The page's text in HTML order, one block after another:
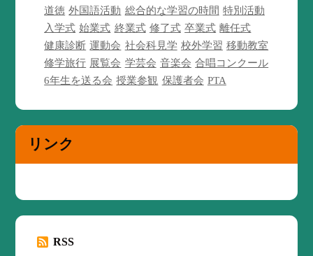
道徳 外国語活動 総合的な学習の時間 特別活動
入学式 始業式 終業式 修了式 卒業式 離任式
健康診断 運動会 社会科見学 校外学習 移動教室
修学旅行 展覧会 学芸会 音楽会 合唱コンクール
6年生を送る会 授業参観 保護者会 PTA
リンク
RSS